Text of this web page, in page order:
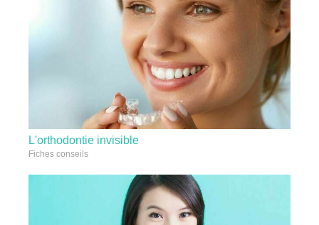
L'orthodontie invisible
Fiches conseils